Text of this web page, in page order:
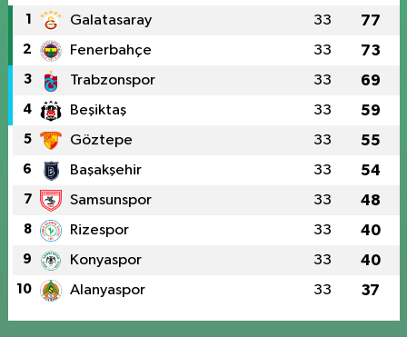
1 Galatasaray 33 77
2 Fenerbahçe 33 73
3 Trabzonspor 33 69
4 Beşiktaş 33 59
5 Göztepe 33 55
6 Başakşehir 33 54
7 Samsunspor 33 48
8 Rizespor 33 40
9 Konyaspor 33 40
10 Alanyaspor 33 37